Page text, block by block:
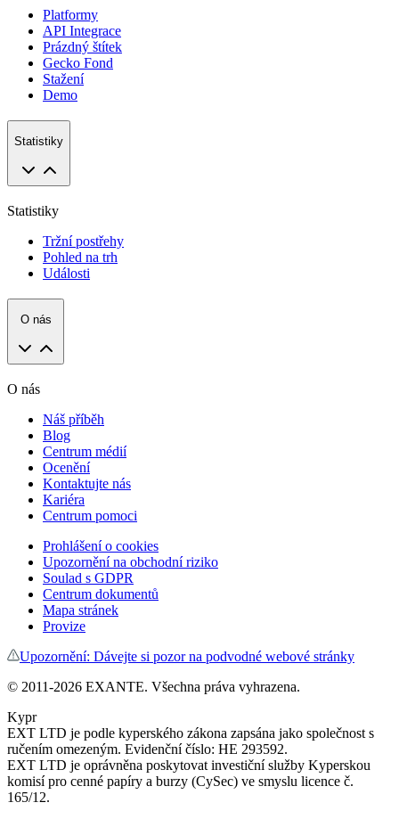
Platformy
API Integrace
Prázdný štítek
Gecko Fond
Stažení
Demo
Statistiky
Statistiky
Tržní postřehy
Pohled na trh
Události
O nás
O nás
Náš příběh
Blog
Centrum médií
Ocenění
Kontaktujte nás
Kariéra
Centrum pomoci
Prohlášení o cookies
Upozornění na obchodní riziko
Soulad s GDPR
Centrum dokumentů
Mapa stránek
Provize
Upozornění: Dávejte si pozor na podvodné webové stránky
© 2011-2026 EXANTE. Všechna práva vyhrazena.
Kypr
EXT LTD je podle kyperského zákona zapsána jako společnost s
ručením omezeným. Evidenční číslo: HE 293592.
EXT LTD je oprávněna poskytovat investiční služby Kyperskou
komisí pro cenné papíry a burzy (CySec) ve smyslu licence č.
165/12.